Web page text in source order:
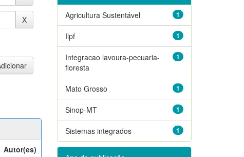
Autor(es)
1
Agricultura Sustentável
1
Ilpf
1
Integracao lavoura-pecuaria-
floresta
1
Mato Grosso
1
Sinop-MT
1
Sistemas integrados